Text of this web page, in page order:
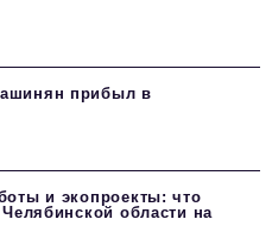
прибыл в
и экопроекты: что
области на